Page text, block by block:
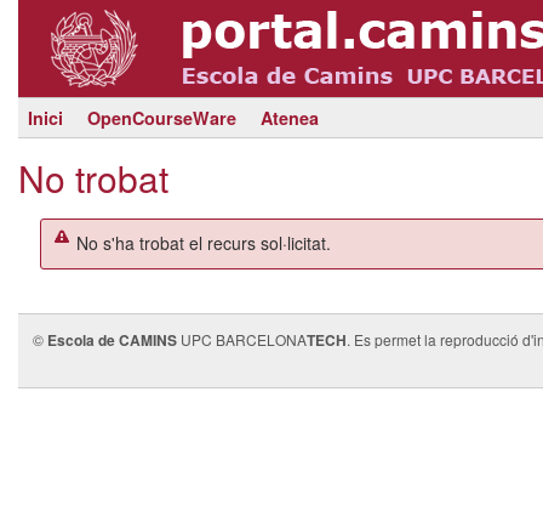
Inici OpenCourseWare Atenea
No trobat
No s'ha trobat el recurs sol·licitat.
© Escola de CAMINS UPC BARCELONATECH. Es permet la reproducció